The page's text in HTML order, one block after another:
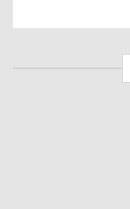
(وكالات)